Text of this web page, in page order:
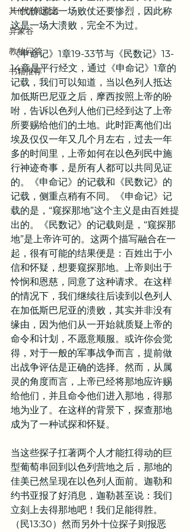
其他信仰资源
异象谷
教牧问答
书籍推荐
一代价远比一场败仗还要惨烈，因此称
这是一场大溃败，完全不为过。
《申命记》1章19-33节与《民数记》13-
14章是平行经文，通过《申命记》1章的
记载，我们可以知道，当以色列人抵达
加低斯巴尼亚之后，摩西按照上帝的吩
咐，告诉以色列人他们已经到达了上帝
所要赐给他们的土地。此时距离他们出
埃及仅仅一年又几个月左右，过去一年
多的时间里，上帝如何在以色列民中施
行神迹奇事，是所有人都可以共同见证
的。《申命记》的记载和《民数记》的
记载，侧重点稍有不同。《申命记》记
载的是，“窥探那地”这个主义是由百姓提
出的。《民数记》的记载则是，“窥探那
地”是上帝许可的。这两个描写融合在一
起，很有可能的结果便是：百姓出于小
信和怀疑，想要窥探那地。上帝则出于
怜悯和恩慈，同意了这种请求。在这样
的情况下，我们继续往后读到以色列人
在加低斯巴尼亚的溃败，其实并非没有
缘由，因为他们从一开始就质疑上帝的
命令和计划，不愿意顺服。或许你会觉
得，对于一般的军事战争而言，提前做
出战争评估是正确的选择。然而，从属
灵的角度而言，上帝已经将那地应许赐
给他们，并且命令他们进入那地，得那
地为业了。在这样的背景下，探查那地
成为了一种试探和怀疑。
当这些探子扛著两个人才能扛得动的巨
型葡萄串回到以色列营地之后，那地的
佳美已然呈现在以色列人面前。迦勒和
约书亚报了好消息，迦勒甚至说：我们
立刻上去得那地吧！我们足能得胜。
（民13:30）然而另外十位探子则报恶